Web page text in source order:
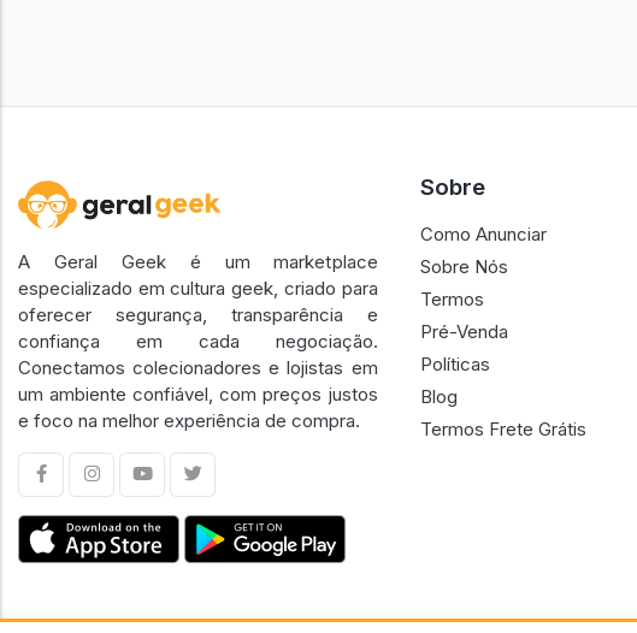
A Geral Geek é um marketplace
especializado em cultura geek, criado para
oferecer segurança, transparência e
confiança em cada negociação.
Conectamos colecionadores e lojistas em
um ambiente confiável, com preços justos
e foco na melhor experiência de compra.
Sobre
Como Anunciar
Sobre Nós
Termos
Pré-Venda
Políticas
Blog
Termos Frete Grátis